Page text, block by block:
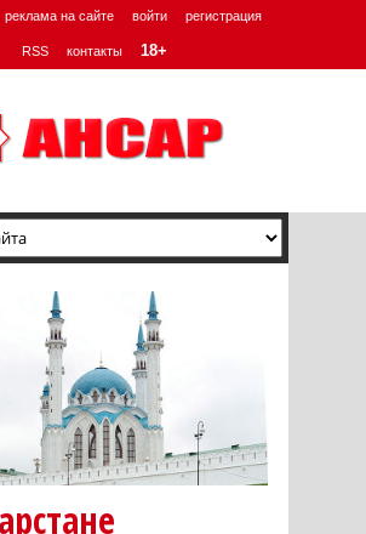
реклама на сайте войти регистрация
RSS контакты 18+